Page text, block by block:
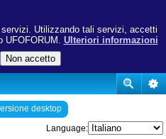
servizi. Utilizzando tali servizi, accetti
UFOFORUM. Ulteriori informazioni
desktop
Language: